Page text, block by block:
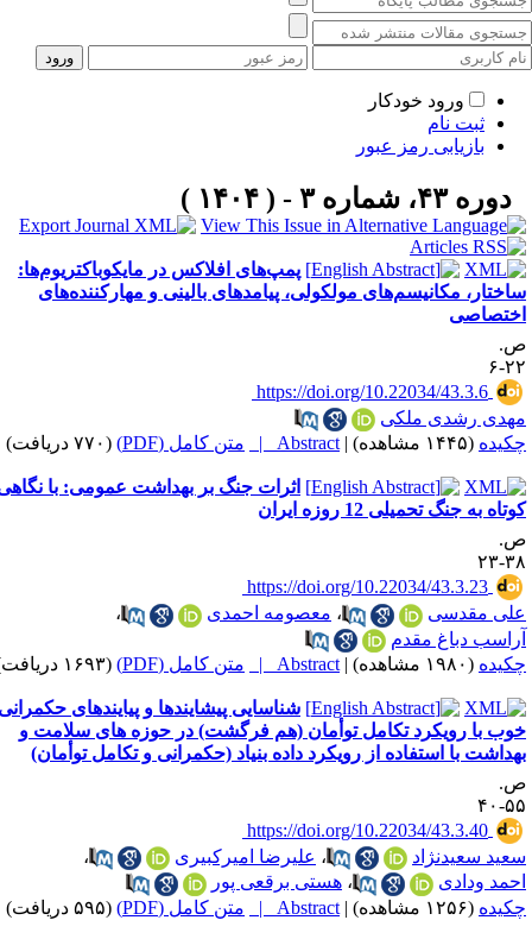
ورود خودکار
ثبت نام
بازیابی رمز عبور
دوره ۴۳، شماره ۳ - ( ۱۴۰۴ )
پمپ‌های افلاکس در مایکوباکتریوم‌ها:
مکانیسم‌های مولکولی، پیامدهای بالینی و مهارکننده‌های
۶
‎ https://doi.org/10.22034/43.3.6
رشدی ملکی
(۱۴۴۵ مشاهده) |
Abstract | متن کامل (PDF) (۷۷۰ دریافت)
اثرات جنگ بر بهداشت عمومی: با نگاهی
به جنگ تحمیلی 12 روزه ایران
۲۳
‎ https://doi.org/10.22034/43.3.23
مقدسی
،معصومه احمدی
،
دباغ مقدم
(۱۹۸۰ مشاهده) |
Abstract | متن کامل (PDF) (۱۶۹۳ دریافت)
شناسایی پیشایندها و پیایندهای حکمرانی
با رویکرد تکامل توأمان (هم فرگشت) در حوزه های سلامت و
با استفاده از رویکرد داده بنیاد (حکمرانی و تکامل توأمان)
۴۰
‎ https://doi.org/10.22034/43.3.40
سعیدنژاد
،علیرضا امیرکبیری
،
ودادی
،هستی برقعی پور
(۱۲۵۶ مشاهده) |
Abstract | متن کامل (PDF) (۵۹۵ دریافت)